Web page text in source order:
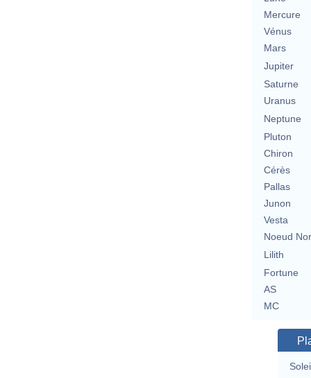
Mercure
Vénus
Mars
Jupiter
Saturne
Uranus
Neptune
Pluton
Chiron
Cérès
Pallas
Junon
Vesta
Noeud
Lilith
Fortune
AS
MC